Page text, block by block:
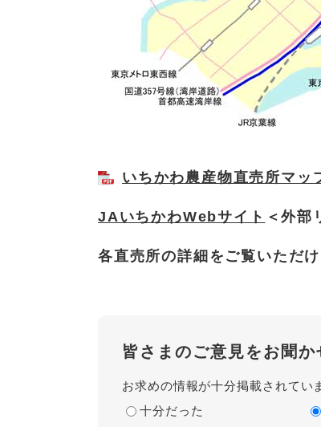
いちかわ農産物直売所マ
JAいちかわWebサイト ＜外部
各直売所の詳細をご覧いただけ
皆さまのご意見をお聞か
お求めの情報が十分掲載されてい
十分だった